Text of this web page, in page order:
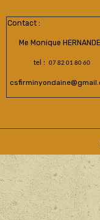
Contact :
Me Monique
tel : 07 82 01 80 60